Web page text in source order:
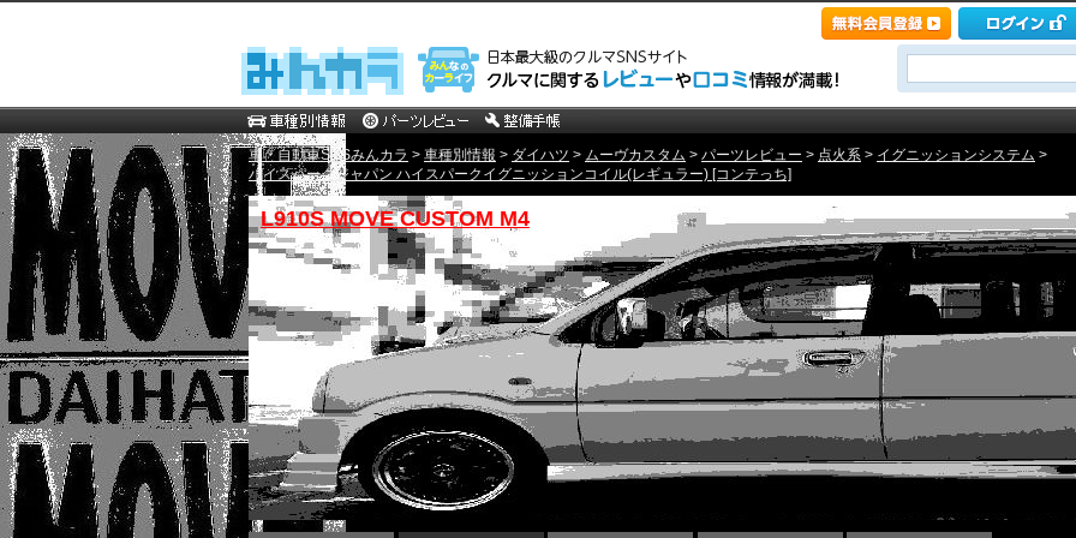
車・自動車SNSみんカラ > 車種別情報 > ダイハツ > ムーヴカスタム > パーツレビュー > 点火系 > イグニッションシステム >
ハイスパークジャパン ハイスパークイグニッションコイル(レギュラー) [コンテっち]
L910S MOVE CUSTOM M4